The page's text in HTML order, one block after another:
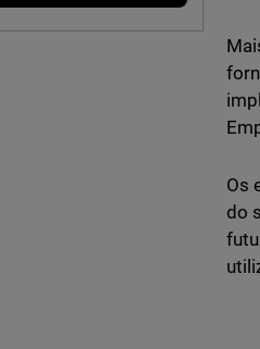
Os
do